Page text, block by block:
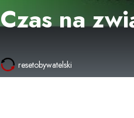
Czas na
resetobywatelski